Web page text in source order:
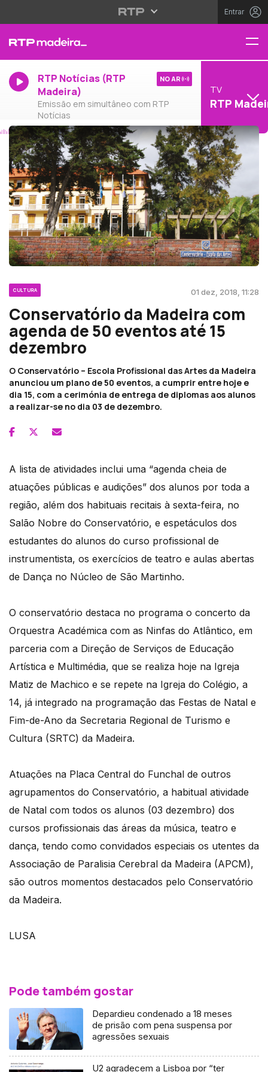
Entrar
RTP Notícias (RTP
Madeira)
Emissão em simultâneo com RTP
Notícias
NO AR
TV
RTP
CULTURA 01 dez, 2018, 11:28
Conservatório da Madeira com
agenda de 50 eventos até 15
dezembro
O Conservatório – Escola Profissional das Artes da Madeira
anunciou um plano de 50 eventos, a cumprir entre hoje e
dia 15, com a cerimónia de entrega de diplomas aos alunos
a realizar-se no dia 03 de dezembro.
A lista de atividades inclui uma “agenda cheia de
atuações públicas e audições” dos alunos por toda a
região, além dos habituais recitais à sexta-feira, no
Salão Nobre do Conservatório, e espetáculos dos
estudantes do alunos do curso profissional de
instrumentista, os exercícios de teatro e aulas abertas
de Dança no Núcleo de São Martinho.
O conservatório destaca no programa o concerto da
Orquestra Académica com as Ninfas do Atlântico, em
parceria com a Direção de Serviços de Educação
Artística e Multimédia, que se realiza hoje na Igreja
Matiz de Machico e se repete na Igreja do Colégio, a
14, já integrado na programação das Festas de Natal e
Fim-de-Ano da Secretaria Regional de Turismo e
Cultura (SRTC) da Madeira.
Atuações na Placa Central do Funchal de outros
agrupamentos do Conservatório, a habitual atividade
de Natal com todos os alunos (03 dezembro) dos
cursos profissionais das áreas da música, teatro e
dança, tendo como convidados especiais os utentes da
Associação de Paralisia Cerebral da Madeira (APCM),
são outros momentos destacados pelo Conservatório
da Madeira.
LUSA
Pode também gostar
Depardieu condenado a 18 meses
de prisão com pena suspensa por
agressões sexuais
U2 agradecem a Lisboa por “ter